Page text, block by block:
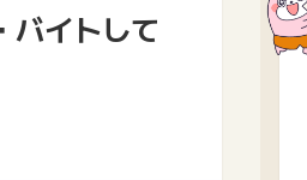
バイトして